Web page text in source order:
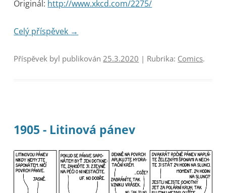
Originál: http://www.xkcd.com/2275/
Celý příspěvek →
Příspěvek byl publikován25.3.2020 | Rubrika: Comics.
1905 - Litinová pánev